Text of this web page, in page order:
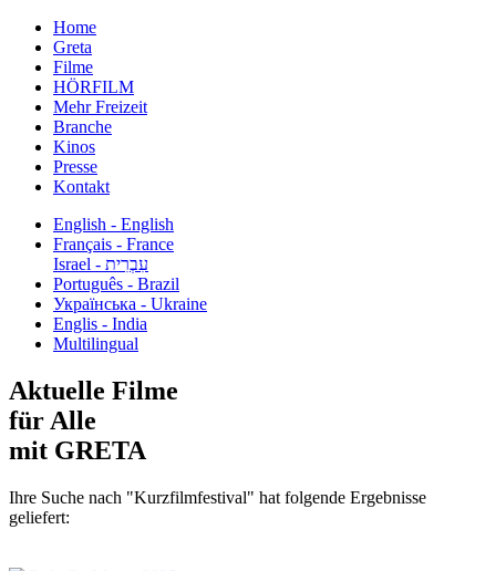
Home
Greta
Filme
HÖRFILM
Mehr Freizeit
Branche
Kinos
Presse
Kontakt
English - English
Français - France
עִבְרִית - Israel
Português - Brazil
Українська - Ukraine
Englis - India
Multilingual
Aktuelle Filme
für Alle
mit GRETA
Ihre Suche nach "Kurzfilmfestival" hat folgende Ergebnisse
geliefert: